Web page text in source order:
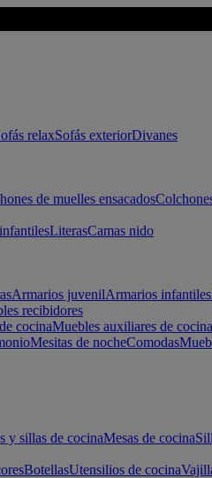
relaxSofás exteriorDivanes
de muelles ensacados
LiterasCamas nido
Armarios juvenilArmarios infantiles
recibidores
cocinaMuebles auxiliares de cocina
Mesitas de nocheComodas
y sillas de cocinaMesas de cocina
BotellasUtensilios de cocina